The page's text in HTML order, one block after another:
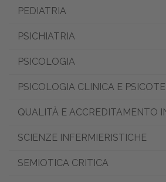
PEDIATRIA
PSICHIATRIA
PSICOLOGIA
PSICOLOGIA CLINICA E
QUALITÀ E ACCREDITAMENTO
SCIENZE INFERMIERISTICHE
SEMIOTICA CRITICA